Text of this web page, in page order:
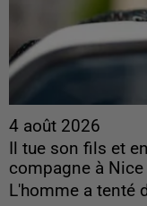
4 août 2026
Il tue son fils et
compagne à Nice
L'homme a tenté